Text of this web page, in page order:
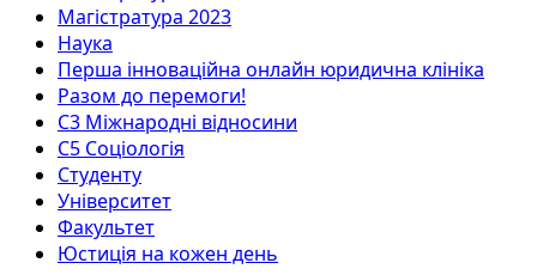
Магістратура 2023
Наука
Перша інноваційна онлайн юридична клініка
Разом до перемоги!
С3 Міжнародні відносини
С5 Соціологія
Студенту
Університет
Факультет
Юстиція на кожен день